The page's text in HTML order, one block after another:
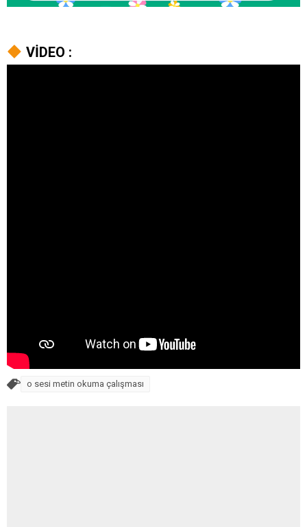
VİDEO :
o sesi metin okuma çalışması